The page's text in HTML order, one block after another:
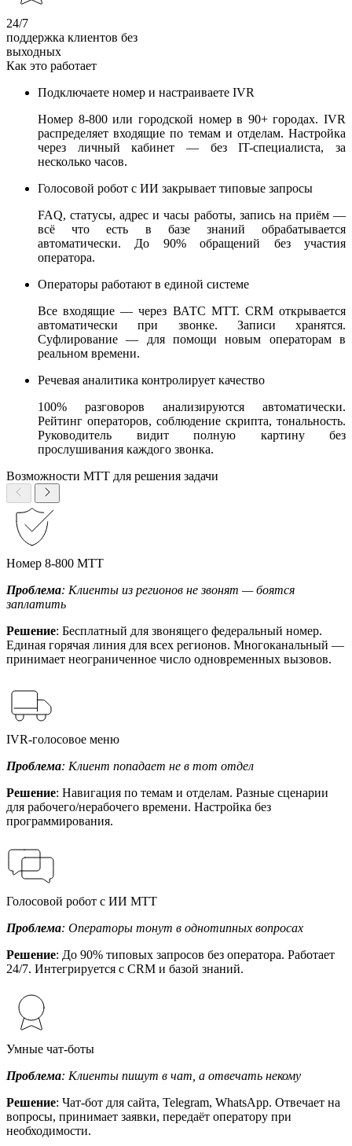
24/7
поддержка клиентов без
выходных
Как это работает
Подключаете номер и настраиваете IVR
Номер 8-800 или городской номер в 90+ городах. IVR
распределяет входящие по темам и отделам. Настройка
через личный кабинет — без IT-специалиста, за
несколько часов.
Голосовой робот с ИИ закрывает типовые запросы
FAQ, статусы, адрес и часы работы, запись на приём —
всё что есть в базе знаний обрабатывается
автоматически. До 90% обращений без участия
оператора.
Операторы работают в единой системе
Все входящие — через ВАТС МТТ. CRM открывается
автоматически при звонке. Записи хранятся.
Суфлирование — для помощи новым операторам в
реальном времени.
Речевая аналитика контролирует качество
100% разговоров анализируются автоматически.
Рейтинг операторов, соблюдение скрипта, тональность.
Руководитель видит полную картину без
прослушивания каждого звонка.
Возможности МТТ для решения задачи
Номер 8-800 МТТ
Проблема: Клиенты из регионов не звонят — боятся
заплатить
Решение: Бесплатный для звонящего федеральный номер.
Единая горячая линия для всех регионов. Многоканальный —
принимает неограниченное число одновременных вызовов.
IVR-голосовое меню
Проблема: Клиент попадает не в тот отдел
Решение: Навигация по темам и отделам. Разные сценарии
для рабочего/нерабочего времени. Настройка без
программирования.
Голосовой робот с ИИ МТТ
Проблема: Операторы тонут в однотипных вопросах
Решение: До 90% типовых запросов без оператора. Работает
24/7. Интегрируется с CRM и базой знаний.
Умные чат-боты
Проблема: Клиенты пишут в чат, а отвечать некому
Решение: Чат-бот для сайта, Telegram, WhatsApp. Отвечает на
вопросы, принимает заявки, передаёт оператору при
необходимости.